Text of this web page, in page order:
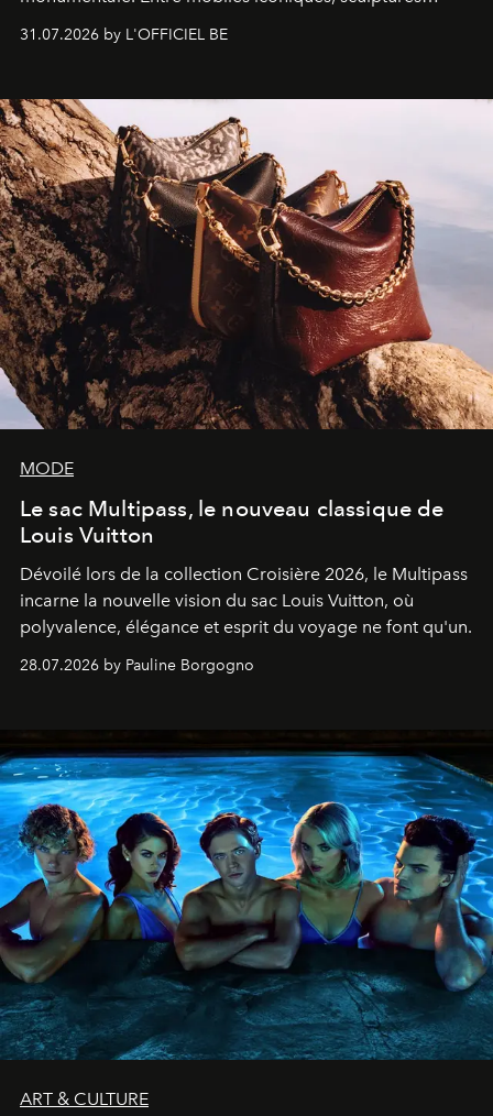
monumentales et poésie du mouvement, l'artiste
américain investit les espaces imaginés par Frank Gehry
sculpture.
31.07.2026 by L'OFFICIEL BE
MODE
Le sac Multipass, le nouveau classique de
Louis Vuitton
Dévoilé lors de la collection Croisière 2026, le Multipass
incarne la nouvelle vision du sac Louis Vuitton, où
polyvalence, élégance et esprit du voyage ne font qu'un.
28.07.2026 by Pauline Borgogno
ART & CULTURE